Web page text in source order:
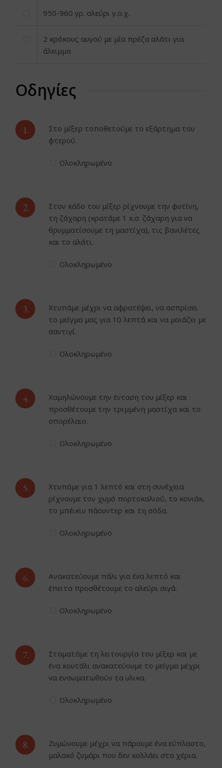
950-960 γρ. αλεύρι γ.ο.χ.
2 κρόκους αυγού με μία πρέζα αλάτι για
άλειμμα
Οδηγίες
1.
Στο μίξερ τοποθετούμε το εξάρτημα του
φτερού.
Ολοκληρωμένο
2.
Στον κάδο του μίξερ ρίχνουμε την φυτίνη,
τη ζάχαρη (κρατάμε 1 κ.σ. ζάχαρη για να
θρυμματίσουμε τη μαστίχα), τις βανιλέτες
και το αλάτι.
Ολοκληρωμένο
3.
Χτυπάμε μέχρι να αφρατέψει, να ασπρίσει
το μείγμα μας για 10 λεπτά και να μοιάζει με
σαντιγί.
Ολοκληρωμένο
4.
Χαμηλώνουμε την ένταση του μίξερ και
προσθέτουμε την τριμμένη μαστίχα και το
σπορέλαιο.
Ολοκληρωμένο
5.
Χτυπάμε για 1 λεπτό και στη συνέχεια
ρίχνουμε τον χυμό πορτοκαλιού, το κονιάκ,
το μπέικιν πάουντερ και τη σόδα.
Ολοκληρωμένο
6.
Ανακατεύουμε πάλι για ένα λεπτό και
έπειτα προσθέτουμε το αλεύρι σιγά.
Ολοκληρωμένο
7.
Σταματάμε τη λειτουργία του μίξερ και με
ένα κουτάλι ανακατεύουμε το μείγμα μέχρι
να ενσωματωθούν τα υλικα.
Ολοκληρωμένο
8.
Ζυμώνουμε μέχρι να πάρουμε ένα εύπλαστο,
μαλακό ζυμάρι που δεν κολλάει στα χέρια.